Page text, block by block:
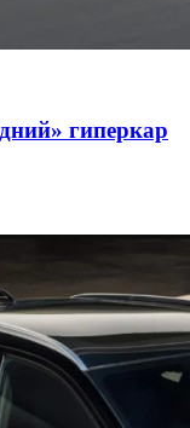
гиперкар